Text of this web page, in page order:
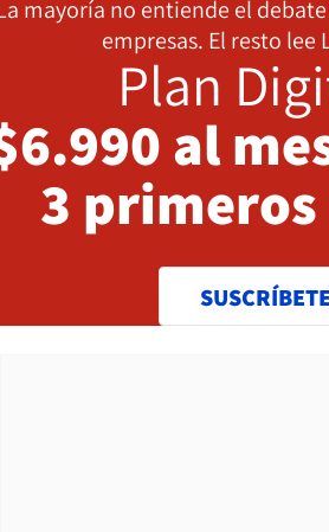
mayoría no entiende el
empresas. El resto lee
Plan
al
3 primeros
SUSCRÍBETE